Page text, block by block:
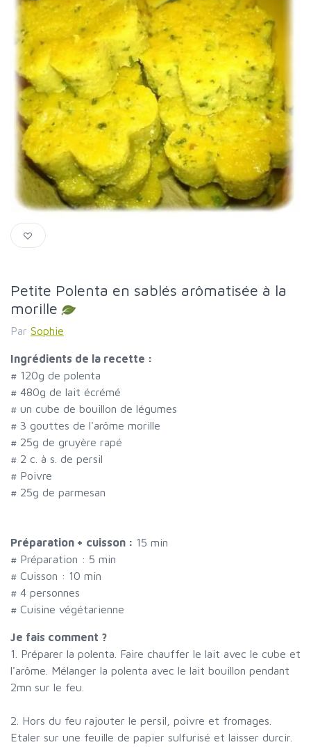
Petite Polenta en sablés arômatisée à la
morille
Par Sophie
Ingrédients de la recette :
# 120g de polenta
# 480g de lait écrémé
# un cube de bouillon de légumes
# 3 gouttes de l'arôme morille
# 25g de gruyère rapé
# 2 c. à s. de persil
# Poivre
# 25g de parmesan
Préparation + cuisson : 15 min
# Préparation : 5 min
# Cuisson : 10 min
# 4 personnes
# Cuisine végétarienne
Je fais comment ?
1. Préparer la polenta. Faire chauffer le lait avec le cube et
l'arôme. Mélanger la polenta avec le lait bouillon pendant
2mn sur le feu.
2. Hors du feu rajouter le persil, poivre et fromages.
Etaler sur une feuille de papier sulfurisé et laisser durcir.